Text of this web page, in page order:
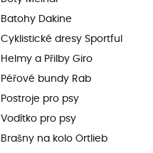
Batohy Dakine
Cyklistické dresy Sportful
Helmy a Přilby Giro
Péřové bundy Rab
Postroje pro psy
Vodítko pro psy
Brašny na kolo Ortlieb